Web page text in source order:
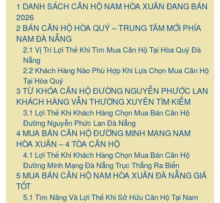
DANH SÁCH CĂN HỘ NAM HÒA XUÂN ĐANG BÁN
2026
BÁN CĂN HỘ HÒA QUÝ – TRUNG TÂM MỚI PHÍA
NAM ĐÀ NẴNG
Vị Trí Lợi Thế Khi Tìm Mua Căn Hộ Tại Hòa Quý Đà
Nẵng
Khách Hàng Nào Phù Hợp Khi Lựa Chọn Mua Căn Hộ
Tại Hòa Quý
TỪ KHÓA CĂN HỘ ĐƯỜNG NGUYỄN PHƯỚC LAN
KHÁCH HÀNG VẪN THƯỜNG XUYÊN TÌM KIẾM
Lợi Thế Khi Khách Hàng Chọn Mua Bán Căn Hộ
Đường Nguyễn Phức Lan Đà Nẵng
MUA BÁN CĂN HỘ ĐƯỜNG MINH MẠNG NAM
HÒA XUÂN – 4 TÒA CĂN HỘ
Lợi Thế Khi Khách Hàng Chọn Mua Bán Căn Hộ
Đường Minh Mạng Đà Nẵng Trục Thẳng Ra Biển
MUA BÁN CĂN HỘ NAM HÒA XUÂN ĐÀ NẴNG GIÁ
TỐT
Tìm Năng Và Lợi Thế Khi Sở Hữu Căn Hộ Tại Nam